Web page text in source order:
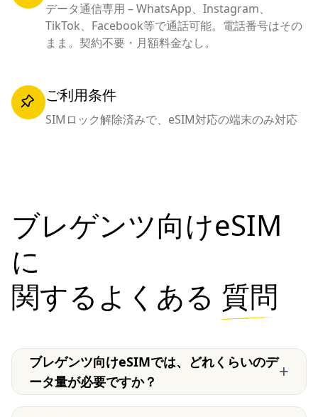
データ通信専用 – WhatsApp、Instagram、
TikTok、Facebook等で通話可能。電話番号はその
まま。契約不要・月額料金なし。
ご利用条件
SIMロック解除済みで、eSIM対応の端末のみ対応
ブレゲンツ向けeSIM
に
関するよくある 質問
ブレゲンツ向けeSIMでは、どれくらいのデ
ータ量が必要ですか？
+